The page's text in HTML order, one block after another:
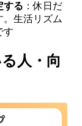
する ：休日だ
。生活リズム
す
人・向